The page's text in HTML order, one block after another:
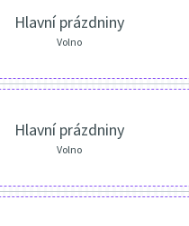
Hlavní prázdniny
Volno
Hlavní prázdniny
Volno